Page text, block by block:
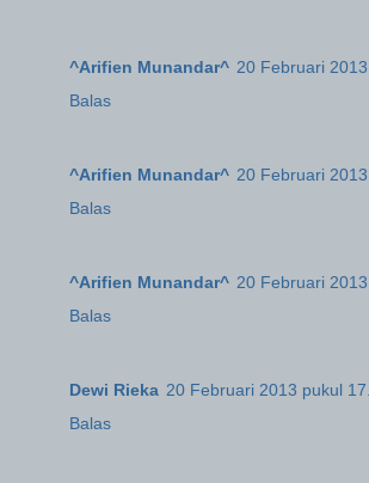
^Arifien Munandar^ 20 Februari
Balas
^Arifien Munandar^ 20 Februari
Balas
^Arifien Munandar^ 20 Februari
Balas
Dewi Rieka 20 Februari 2013 pukul
Balas